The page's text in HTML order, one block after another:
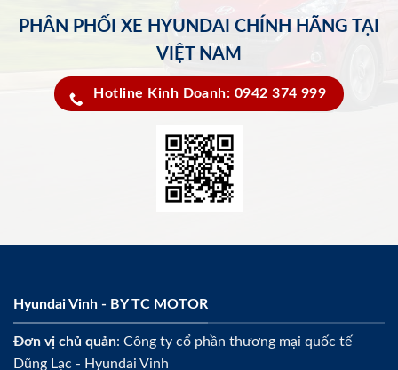
PHÂN PHỐI XE HYUNDAI CHÍNH HÃNG TẠI
VIỆT NAM
Hotline Kinh Doanh: 0942 374 999
Hyundai Vinh - BY TC MOTOR
Đơn vị chủ quản: Công ty cổ phần thương mại quốc tế
Dũng Lạc - Hyundai Vinh